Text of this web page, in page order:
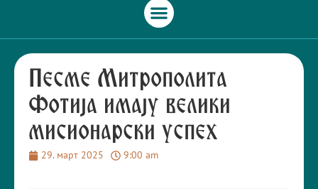
Песме Митрополита
Фотија имају велики
мисионарски успех
29. март 2025 9:00 am